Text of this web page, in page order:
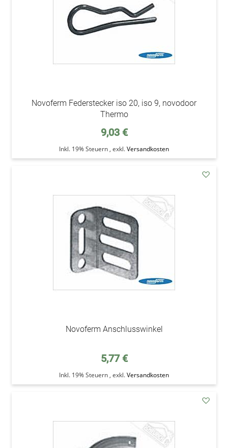
Novoferm Federstecker iso 20, iso 9, novodoor
Thermo
9,03 €
Inkl. 19% Steuern , exkl.Versandkosten
Novoferm Anschlusswinkel
5,77 €
Inkl. 19% Steuern , exkl.Versandkosten